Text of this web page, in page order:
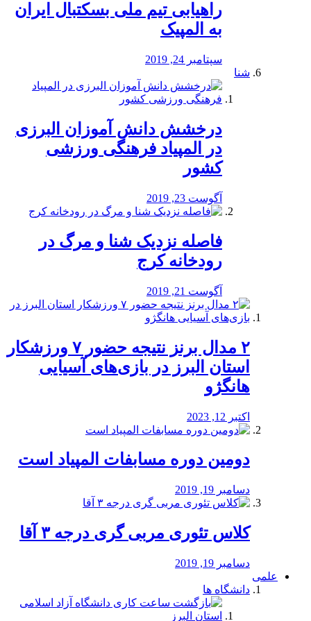
راهیابی تیم ملی بسکتبال ایران
به المپیک
سپتامبر 24, 2019
شنا
درخشش دانش آموزان البرزی
در المپیاد فرهنگی ورزشی
کشور
آگوست 23, 2019
️فاصله نزدیک شنا و مرگ در
رودخانه کرج
آگوست 21, 2019
۲ مدال برنز نتیجه حضور ۷ ورزشکار
استان البرز در بازی‌های آسیایی
هانگژو
اکتبر 12, 2023
دومین دوره مسابفات المپیاد است
دسامبر 19, 2019
کلاس تئوری مربی گری درجه ۳ آقا
دسامبر 19, 2019
علمی
دانشگاه ها